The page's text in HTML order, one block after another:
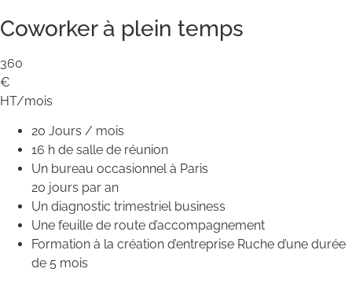
Coworker à plein temps
360
€
HT/mois
20 Jours / mois
16 h de salle de réunion
Un bureau occasionnel à Paris
20 jours par an
Un diagnostic trimestriel business
Une feuille de route d’accompagnement
Formation à la création d’entreprise Ruche d’une durée
de 5 mois